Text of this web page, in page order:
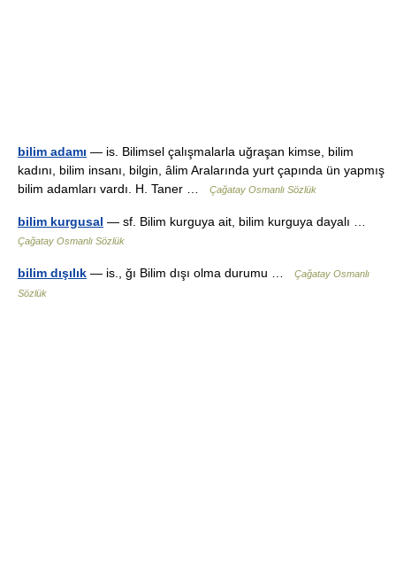
bilim adamı — is. Bilimsel çalışmalarla uğraşan kimse, bilim
kadını, bilim insanı, bilgin, âlim Aralarında yurt çapında ün yapmış
bilim adamları vardı. H. Taner …
Çağatay Osmanlı Sözlük
bilim kurgusal — sf. Bilim kurguya ait, bilim kurguya dayalı …
Çağatay Osmanlı Sözlük
bilim dışılık — is., ğı Bilim dışı olma durumu …
Çağatay Osmanlı
Sözlük